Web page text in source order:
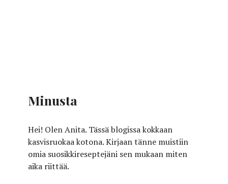
Minusta
Hei! Olen Anita. Tässä blogissa kokkaan
kasvisruokaa kotona. Kirjaan tänne muistiin
omia suosikkireseptejäni sen mukaan miten
aika riittää.